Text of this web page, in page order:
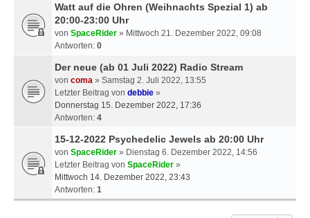
Watt auf die Ohren (Weihnachts Spezial 1) ab
20:00-23:00 Uhr
von SpaceRider » Mittwoch 21. Dezember 2022, 09:08
Antworten: 0
Der neue (ab 01 Juli 2022) Radio Stream
von coma » Samstag 2. Juli 2022, 13:55
Letzter Beitrag von debbie »
Donnerstag 15. Dezember 2022, 17:36
Antworten: 4
15-12-2022 Psychedelic Jewels ab 20:00 Uhr
von SpaceRider » Dienstag 6. Dezember 2022, 14:56
Letzter Beitrag von SpaceRider »
Mittwoch 14. Dezember 2022, 23:43
Antworten: 1